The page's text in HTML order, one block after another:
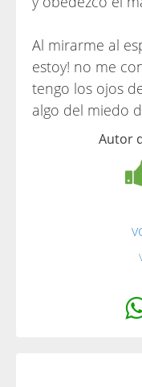
Al mirarme al
estoy! no me
tengo los ojos
algo del miedo
Autor